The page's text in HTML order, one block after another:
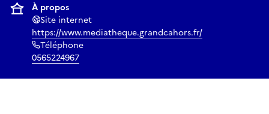
À propos
Site internet
https://www.mediatheque.grandcahors.fr/
Téléphone
0565224967